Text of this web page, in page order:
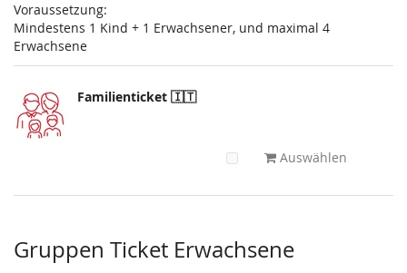
Voraussetzung:
Mindestens 1 Kind + 1 Erwachsener, und maximal 4
Erwachsene
Familienticket 🇮🇹
Auswählen
Gruppen Ticket Erwachsene